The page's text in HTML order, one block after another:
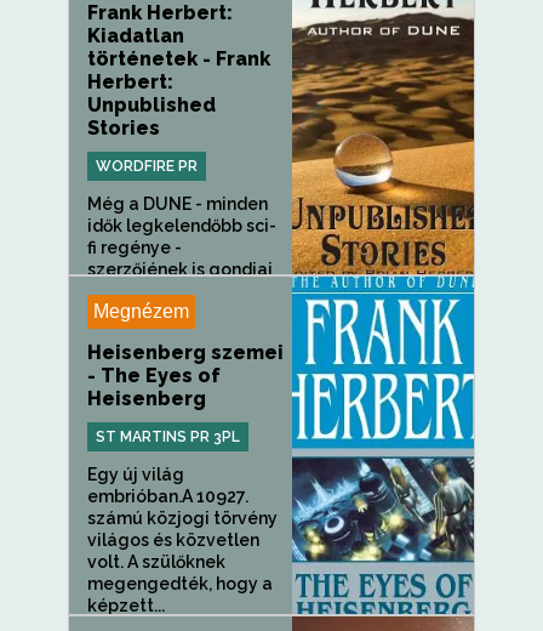
Frank Herbert:
Kiadatlan
történetek - Frank
Herbert:
Unpublished
Stories
WORDFIRE PR
Még a DUNE - minden
idők legkelendőbb sci-
fi regénye -
szerzőjének is gondjai
voltak a...
Megnézem
Heisenberg szemei
- The Eyes of
Heisenberg
ST MARTINS PR 3PL
Egy új világ
embrióban.A 10927.
számú közjogi törvény
világos és közvetlen
volt. A szülőknek
megengedték, hogy a
képzett...